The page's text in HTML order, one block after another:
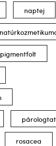
naptej
pigmentfolt
rosacea